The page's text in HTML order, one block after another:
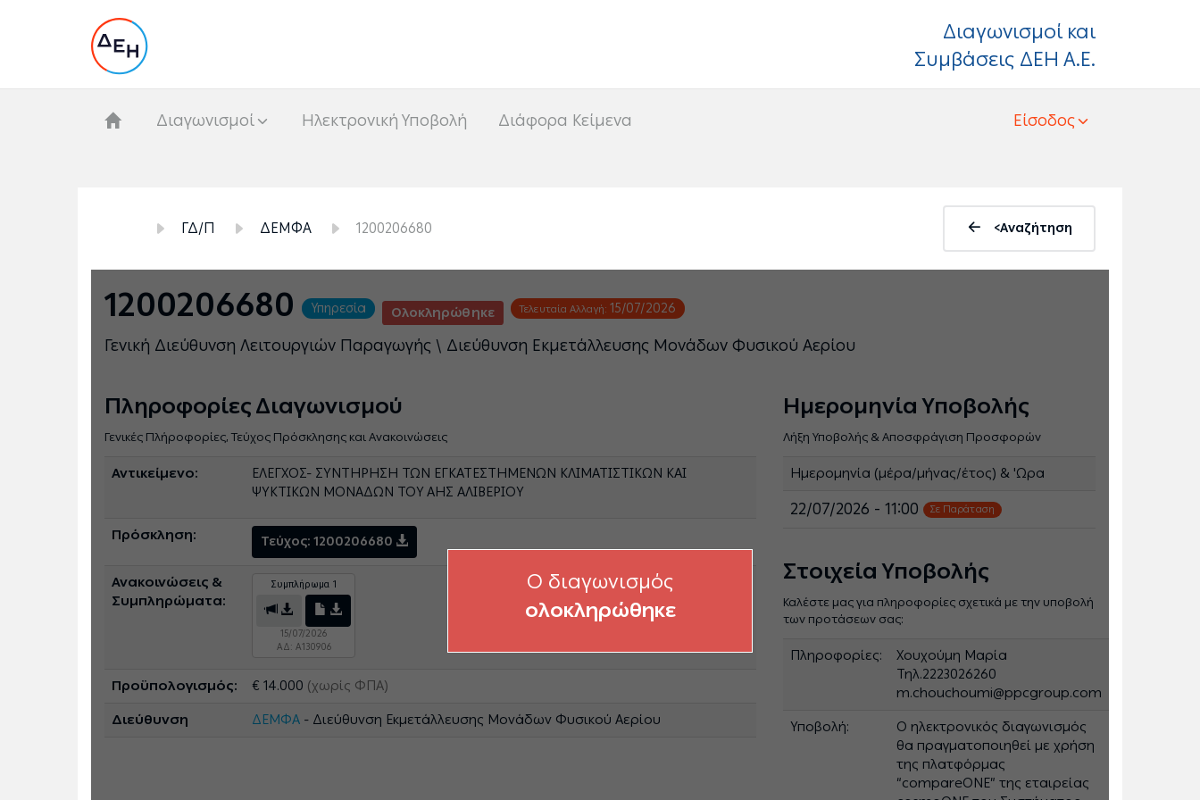
Διαγωνισμοί και
Συμβάσεις ΔΕΗ Α.Ε.
Διαγωνισμοί Hλεκτρονική Υποβολή Διάφορα Κείμενα Είσοδος
ΓΔ/Π ΔΕΜΦΑ 1200206680 <Αναζήτηση
1200206680 Υπηρεσία Ολοκληρώθηκε Τελευταία Αλλαγή: 15/07/2026
Γενική Διεύθυνση Λειτουργιών Παραγωγής \ Διεύθυνση Εκμετάλλευσης Μονάδων Φυσικού Αερίου
Ημερομηνία Υποβολής
Λήξη Υποβολής & Αποσφράγιση Προσφορών
Ημερομηνία (μέρα/μήνας/έτος) & 'Ωρα
22/07/2026 - 11:00 Σε Παράταση
Στοιχεία Υποβολής
Καλέστε μας για πληροφορίες σχετικά με την υποβολή
των προτάσεων σας:
Πληροφορίες:
Χουχούμη Μαρία
Τηλ.2223026260
m.chouchoumi@ppcgroup.com
Υποβολή:
Ο ηλεκτρονικός διαγωνισμός
θα πραγματοποιηθεί με χρήση
της πλατφόρμας
“compareONE” της εταιρείας
Πληροφορίες Διαγωνισμού
Γενικές Πλήροφορίες, Τεύχος Πρόσκλησης και Ανακοινώσεις
Αντικείμενο:
ΕΛΕΓΧΟΣ- ΣΥΝΤΗΡΗΣΗ ΤΩΝ ΕΓΚΑΤΕΣΤΗΜΕΝΩΝ ΚΛΙΜΑΤΙΣΤΙΚΩΝ ΚΑΙ
ΨΥΚΤΙΚΩΝ ΜΟΝΑΔΩΝ ΤΟΥ ΑΗΣ ΑΛΙΒΕΡΙΟΥ
Πρόσκληση: Τεύχος: 1200206680
Ανακοινώσεις &
Συμπληρώματα:
Συμπλήρωμα 1
15/07/2026
ΑΔ: A130906
Προϋπολογισμός: € 14.000 (χωρίς ΦΠΑ)
Διεύθυνση ΔΕΜΦΑ - Διεύθυνση Εκμετάλλευσης Μονάδων Φυσικού Αερίου
O διαγωνισμός
ολοκληρώθηκε